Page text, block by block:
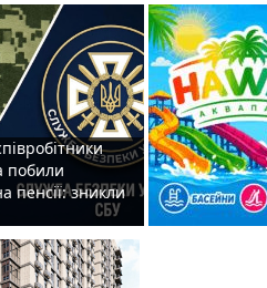
побили
пенсії: зникли